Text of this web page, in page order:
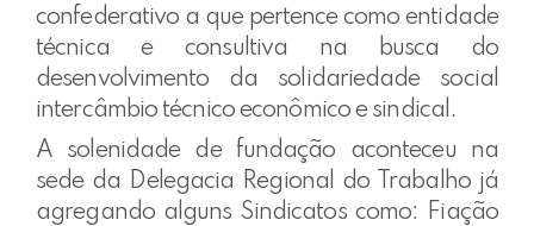
confederativo a que pertence como entidade
técnica e consultiva na busca do
desenvolvimento da solidariedade social
intercâmbio técnico econômico e sindical.
A solenidade de fundação aconteceu na
sede da Delegacia Regional do Trabalho já
agregando alguns Sindicatos como: Fiação